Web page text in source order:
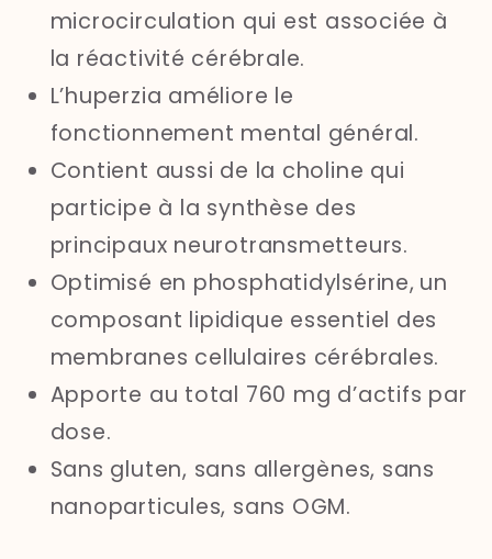
microcirculation qui est associée à
la réactivité cérébrale.
L’huperzia améliore le
fonctionnement mental général.
Contient aussi de la choline qui
participe à la synthèse des
principaux neurotransmetteurs.
Optimisé en phosphatidylsérine, un
composant lipidique essentiel des
membranes cellulaires cérébrales.
Apporte au total 760 mg d’actifs par
dose.
Sans gluten, sans allergènes, sans
nanoparticules, sans OGM.